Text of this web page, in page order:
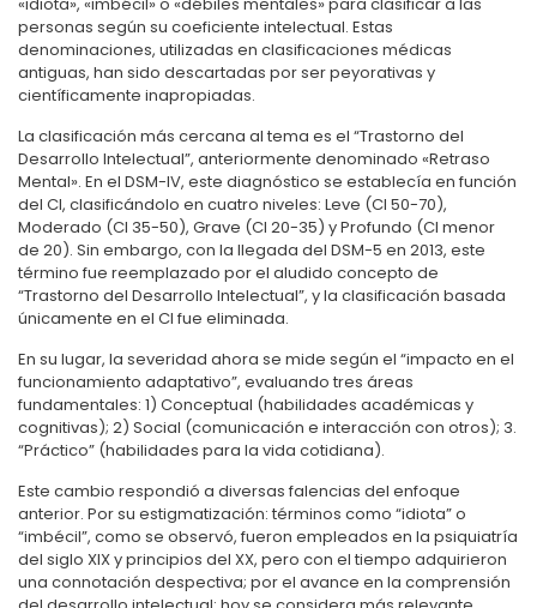
personas según su coeficiente intelectual. Estas
denominaciones, utilizadas en clasificaciones médicas
antiguas, han sido descartadas por ser peyorativas y
científicamente inapropiadas.
La clasificación más cercana al tema es el “Trastorno del
Desarrollo Intelectual”, anteriormente denominado «Retraso
Mental». En el DSM-IV, este diagnóstico se establecía en función
del CI, clasificándolo en cuatro niveles: Leve (CI 50-70),
Moderado (CI 35-50), Grave (CI 20-35) y Profundo (CI menor
de 20). Sin embargo, con la llegada del DSM-5 en 2013, este
término fue reemplazado por el aludido concepto de
“Trastorno del Desarrollo Intelectual”, y la clasificación basada
únicamente en el CI fue eliminada.
En su lugar, la severidad ahora se mide según el “impacto en el
funcionamiento adaptativo”, evaluando tres áreas
fundamentales: 1) Conceptual (habilidades académicas y
cognitivas); 2) Social (comunicación e interacción con otros); 3.
“Práctico” (habilidades para la vida cotidiana).
Este cambio respondió a diversas falencias del enfoque
anterior. Por su estigmatización: términos como “idiota” o
“imbécil”, como se observó, fueron empleados en la psiquiatría
del siglo XIX y principios del XX, pero con el tiempo adquirieron
una connotación despectiva; por el avance en la comprensión